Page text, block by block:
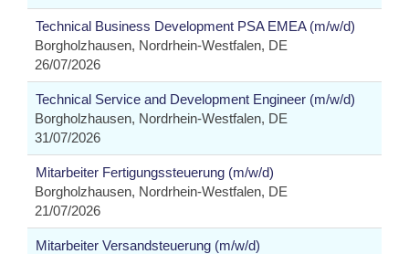
Technical Business Development PSA EMEA (m/w/d)
Borgholzhausen, Nordrhein-Westfalen, DE
26/07/2026
Technical Service and Development Engineer (m/w/d)
Borgholzhausen, Nordrhein-Westfalen, DE
31/07/2026
Mitarbeiter Fertigungssteuerung (m/w/d)
Borgholzhausen, Nordrhein-Westfalen, DE
21/07/2026
Mitarbeiter Versandsteuerung (m/w/d)